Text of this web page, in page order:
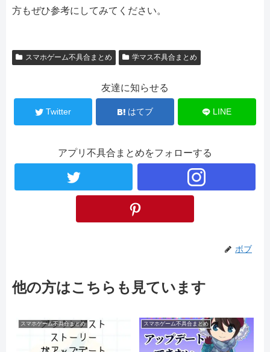
方もぜひ参考にしてみてください。
スマホゲーム不具合まとめ 学マス不具合まとめ
友達に知らせる
Twitter はてブ LINE
アプリ不具合まとめをフォローする
ボブ
他の方はこちらも見ています
スマホゲーム不具合まとめ スマホゲーム不具合まとめ